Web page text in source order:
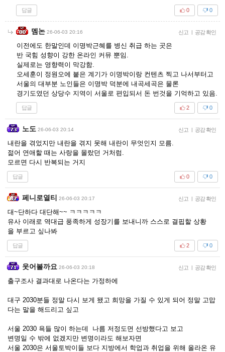
답글 0
0
멤논 26-06-03 20:16 신고 | 공감 확인
이전에도 한말인데 이명박근혜를 병신 취급 하는 곳은
반 국힘 성향이 강한 온라인 커뮤 뿐임.
실제로는 영향력이 막강함.
오세훈이 정원오에 붙은 계기가 이명박이랑 컨텐츠 찍고 나서부터고
서울의 대부분 노인들은 이명박 덕분에 내곡세곡은 물론
경기도였던 상당수 지역이 서울로 편입되서 돈 번것을 기억하고 있음.
답글 0
2
노도 26-06-03 20:14 신고 | 공감 확인
내란을 겪었지만 내란을 겪지 못해 내란이 무엇인지 모름.
젊어 연애할 때는 사랑을 몰랐던 거처럼.
모르면 다시 반복되는 거지
답글 0
0
페니로열티 26-06-03 20:17 신고 | 공감 확인
대~단하다 대단해~~ ㅋㅋㅋㅋㅋ
유사 이래로 역대급 풍족하게 성장기를 보내니까 스스로 결핍할 상황
을 부르고 싶나봐
답글 0
2
웃어볼까요 26-06-03 20:18 신고 | 공감 확인
출구조사 결과대로 나온다는 가정하에
대구 2030분들 정말 다시 보게 됐고 희망을 가질 수 있게 되어 정말 고맙
다는 말을 해드리고 싶고
서울 2030 욕들 많이 하는데 나름 저정도면 선방했다고 보고
변명일 수 밖에 없겠지만 변명이라도 해보자면
서울 2030은 서울토박이들 보다 지방에서 학업과 취업을 위해 올라온 유